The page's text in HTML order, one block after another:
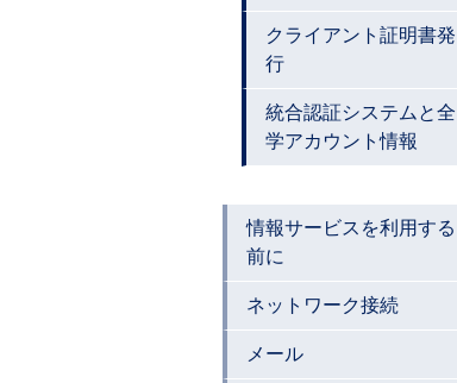
クライアント証明書発
行
統合認証システムと全
学アカウント情報
情報サービスを利用する
前に
ネットワーク接続
メール